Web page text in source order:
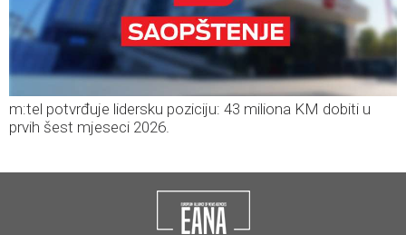
m:tel potvrđuje lidersku poziciju: 43 miliona KM dobiti u
prvih šest mjeseci 2026.